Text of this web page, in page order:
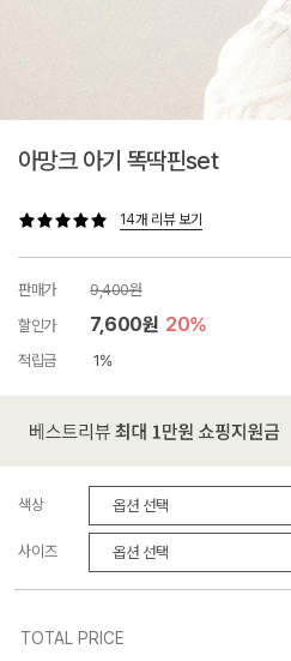
아망크 아기 똑딱핀set
14개 리뷰 보기
판매가
9,400원
할인가
7,600원 20%
적립금 1%
색상
사이즈
TOTAL PRICE